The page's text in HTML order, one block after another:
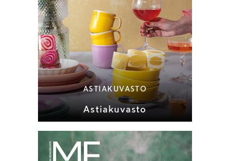
ASTIAKUVASTO
Astiakuvasto